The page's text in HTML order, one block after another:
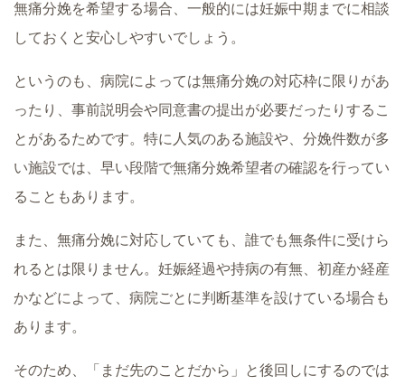
無痛分娩を希望する場合、一般的には妊娠中期までに相談
しておくと安心しやすいでしょう。
というのも、病院によっては無痛分娩の対応枠に限りがあ
ったり、事前説明会や同意書の提出が必要だったりするこ
とがあるためです。特に人気のある施設や、分娩件数が多
い施設では、早い段階で無痛分娩希望者の確認を行ってい
ることもあります。
また、無痛分娩に対応していても、誰でも無条件に受けら
れるとは限りません。妊娠経過や持病の有無、初産か経産
かなどによって、病院ごとに判断基準を設けている場合も
あります。
そのため、「まだ先のことだから」と後回しにするのでは